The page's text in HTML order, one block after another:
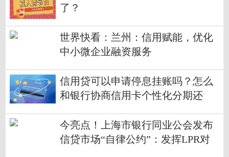
了？
世界快看：兰州：信用赋能，优化
中小微企业融资服务
信用贷可以申请停息挂账吗？怎么
和银行协商信用卡个性化分期还
今亮点！上海市银行同业公会发布
信贷市场“自律公约”：发挥LPR对